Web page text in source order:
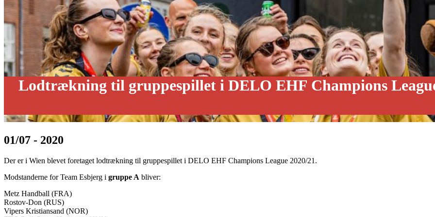
Lodtrækning til gruppespillet i DELO EHF Champions
01/07 - 2020
Der er i Wien blevet foretaget lodtrækning til gruppespillet i DELO EHF Champions League 2020/21.
Modstanderne for Team Esbjerg i gruppe A bliver:
Metz Handball (FRA)
Rostov-Don (RUS)
Vipers Kristiansand (NOR)